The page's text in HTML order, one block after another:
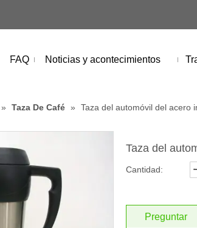
FAQ Noticias y acontecimientos
» Taza De Café » Taza del automóvil del acero
Taza del
Cantidad:
Preguntar